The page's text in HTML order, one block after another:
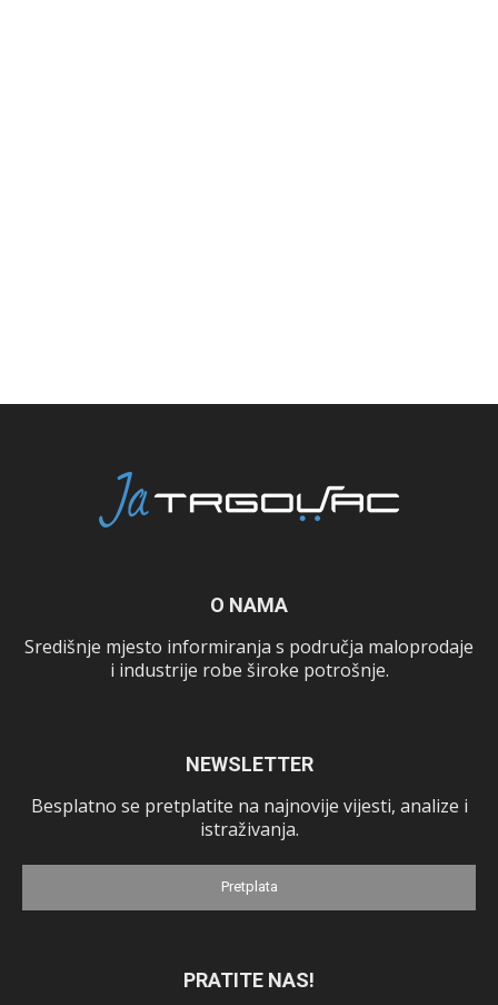
O NAMA
Središnje mjesto informiranja s područja maloprodaje
i industrije robe široke potrošnje.
NEWSLETTER
Besplatno se pretplatite na najnovije vijesti, analize i
istraživanja.
Pretplata
PRATITE NAS!